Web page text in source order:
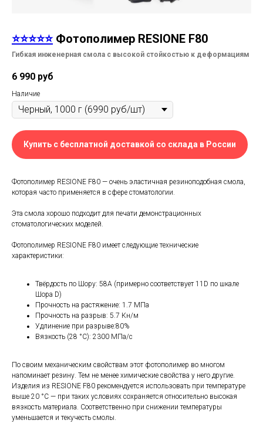
⭐⭐⭐⭐⭐Фотополимер RESIONE F80
Гибкая инженерная смола с высокой стойкостью к деформациям
6 990 руб
Наличие
Купить с бесплатной доставкой со склада в России
Фотополимер RESIONE F80 — очень эластичная резиноподобная смола,
которая часто применяется в сфере стоматологии.
Эта смола хорошо подходит для печати демонстрационных
стоматологических моделей.
Фотополимер RESIONE F80 имеет следующие технические
характеристики:
Твёрдость по Шору: 58A (примерно соответствует 11D по шкале
Шора D)
Прочность на растяжение: 1.7 МПа
Прочность на разрыв: 5.7 Кн/м
Удлинение при разрыве:80%
Вязкость (28 °С): 2300 МПа/с
По своим механическим свойствам этот фотополимер во многом
напоминает резину. Тем не менее химические свойства у него другие.
Изделия из RESIONE F80 рекомендуется использовать при температуре
выше 20 °С — при таких условиях сохраняется относительно высокая
вязкость материала. Соответственно при снижении температуры
уменьшается и текучесть смолы.